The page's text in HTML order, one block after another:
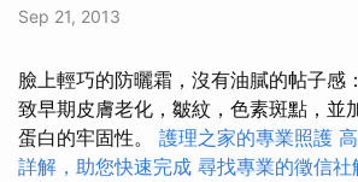
Sep 21, 2013
臉上輕巧的防曬霜，沒有油膩的帖子感
致早期皮膚老化，皺紋，色素斑點，並
蛋白的牢固性。 護理之家的專業照護
詳解，助您快速完成 尋找專業的徵信社